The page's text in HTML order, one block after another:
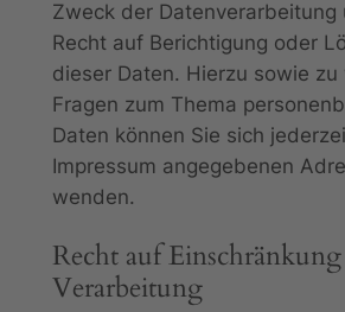
Zweck der Datenverarbeitung
Recht auf Berichtigung oder
dieser Daten. Hierzu sowie zu
Fragen zum Thema
Daten können Sie sich
Impressum angegebenen
wenden.
Recht auf
Verarbeitung